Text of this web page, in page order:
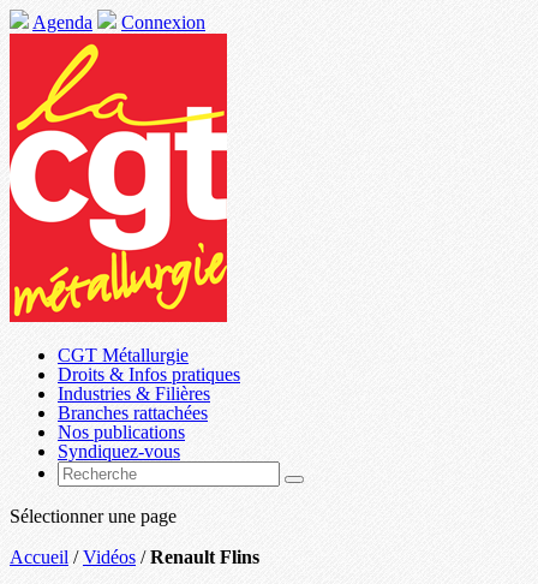
Agenda Connexion
CGT Métallurgie
Droits & Infos pratiques
Industries & Filières
Branches rattachées
Nos publications
Syndiquez-vous
Sélectionner une page
Accueil /Vidéos /Renault Flins